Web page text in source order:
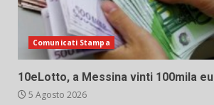
Comunicati Stampa
10eLotto, a Messina vinti 100mila
5 Agosto 2026